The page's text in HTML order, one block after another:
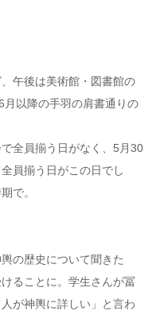
午後は美術館・図書館の
以降の手羽の肩書通りの
全員揃う日がなく、5月30
員揃う日がこの日でし
で。
の歴史について聞きた
ることに。学生さんが冨
が神輿に詳しい」と言わ